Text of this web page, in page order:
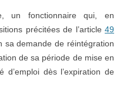
un fonctionnaire qui, en
précitées de l’article 49
sa demande de réintégration
de sa période de mise en
dès l’expiration de